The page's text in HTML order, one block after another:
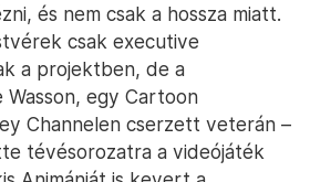
és nem csak a hossza miatt.
csak executive
a projektben, de a
egy Cartoon
Channelen cserzett veterán –
tévésorozatra a videójáték